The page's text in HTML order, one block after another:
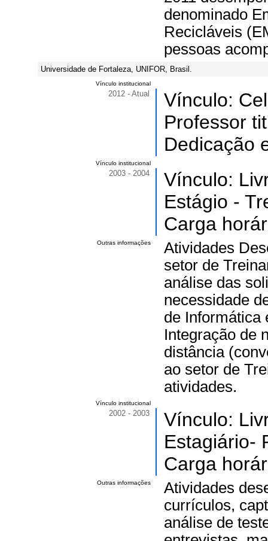
denominado
Recicláveis
pessoas
Universidade de Fortaleza, UNIFOR, Brasil.
Vínculo institucional
2012 - Atual
Vínculo:
Professor
Dedicação
Vínculo institucional
2003 - 2004
Vínculo:
Estágio -
Carga
Outras informações
Atividades
setor de
análise das
necessidade
de Informática
Integração de
distância
ao setor de
atividades.
Vínculo institucional
2002 - 2003
Vínculo:
Estagiário-
Carga
Outras informações
Atividades
currículos,
análise de